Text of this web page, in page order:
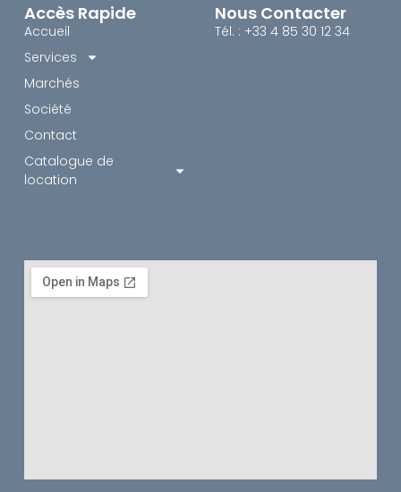
Accès Rapide
Accueil
Services
Marchés
Société
Contact
Catalogue de
location
Nous Contacter
Tél. : +33 4 85 30 12 34